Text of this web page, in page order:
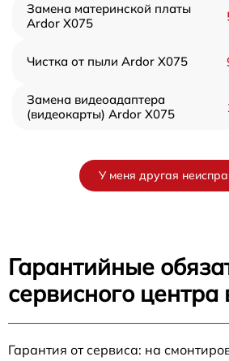
Замена материнской платы
Ardor X075
Чистка от пыли Ardor X075
Замена видеоадаптера
(видеокарты) Ardor X075
У меня другая
Гарантийные
сервисного центра
Гарантия от сервиса: на